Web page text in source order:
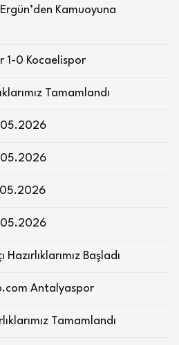
Kamuoyuna
1-0 Kocaelispor
Tamamlandı
Başladı
Antalyaspor
Tamamlandı